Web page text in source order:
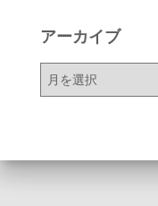
アーカイブ
ア